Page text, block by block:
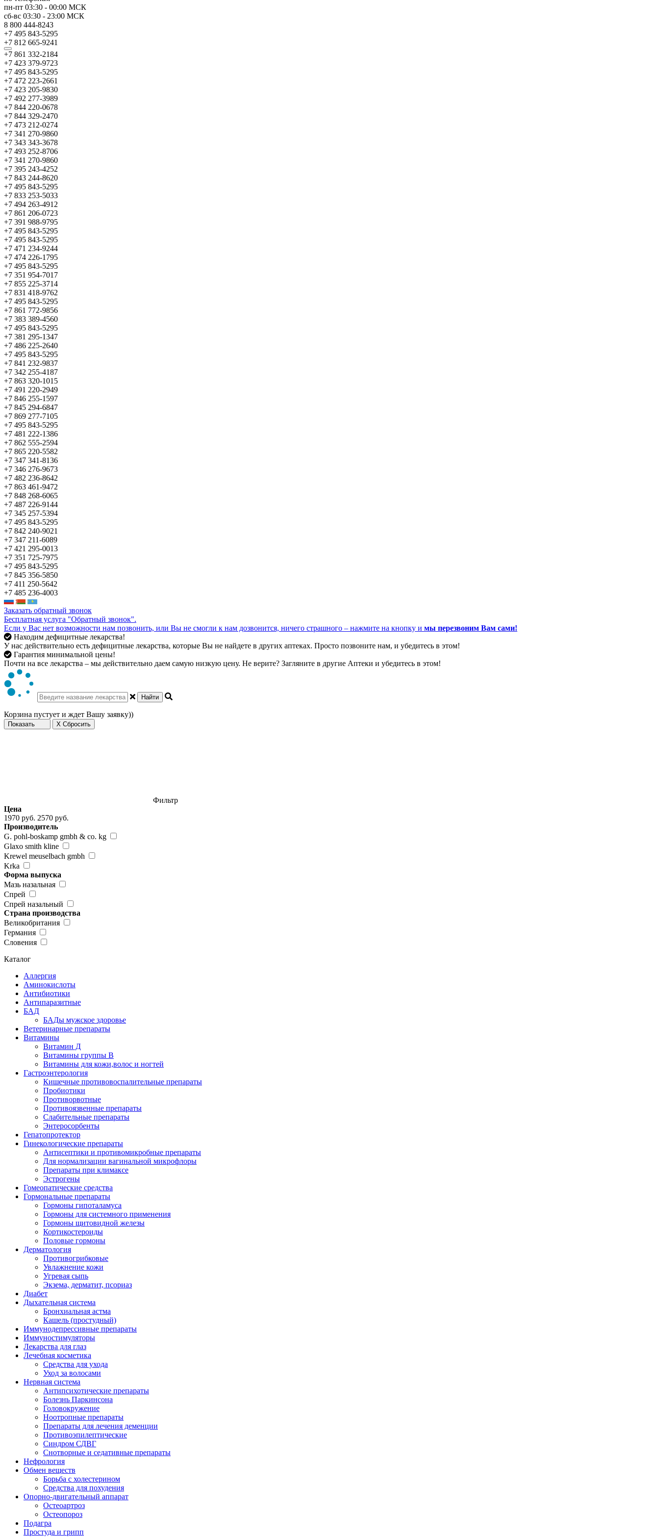
пн-пт 03:30 - 00:00 МСК
сб-вс 03:30 - 23:00 МСК
8 800 444-8243
+7 495 843-5295
+7 812 665-9241
+7 861 332-2184
+7 423 379-9723
+7 495 843-5295
+7 472 223-2661
+7 423 205-9830
+7 492 277-3989
+7 844 220-0678
+7 844 329-2470
+7 473 212-0274
+7 341 270-9860
+7 343 343-3678
+7 493 252-8706
+7 341 270-9860
+7 395 243-4252
+7 843 244-8620
+7 495 843-5295
+7 833 253-5033
+7 494 263-4912
+7 861 206-0723
+7 391 988-9795
+7 495 843-5295
+7 495 843-5295
+7 471 234-9244
+7 474 226-1795
+7 495 843-5295
+7 351 954-7017
+7 855 225-3714
+7 831 418-9762
+7 495 843-5295
+7 861 772-9856
+7 383 389-4560
+7 495 843-5295
+7 381 295-1347
+7 486 225-2640
+7 495 843-5295
+7 841 232-9837
+7 342 255-4187
+7 863 320-1015
+7 491 220-2949
+7 846 255-1597
+7 845 294-6847
+7 869 277-7105
+7 495 843-5295
+7 481 222-1386
+7 862 555-2594
+7 865 220-5582
+7 347 341-8136
+7 346 276-9673
+7 482 236-8642
+7 863 461-9472
+7 848 268-6065
+7 487 226-9144
+7 345 257-5394
+7 495 843-5295
+7 842 240-9021
+7 347 211-6089
+7 421 295-0013
+7 351 725-7975
+7 495 843-5295
+7 845 356-5850
+7 411 250-5642
+7 485 236-4003
Заказать обратный звонок
Бесплатная услуга "Обратный звонок".
Если у Вас нет возможности нам позвонить, или Вы не смогли к нам дозвонится, ничего страшного – нажмите на кнопку и мы перезвоним Вам сами!
Находим дефицитные лекарства!
У нас действительно есть дефицитные лекарства, которые Вы не найдете в других аптеках. Просто позвоните нам, и убедитесь в этом!
Гарантия минимальной цены!
Почти на все лекарства – мы действительно даем самую низкую цену. Не верите? Загляните в другие Аптеки и убедитесь в этом!
Найти
Корзина пустует и ждет Вашу заявку))
Показать X Сбросить
Фильтр
Цена
1970 руб. 2570 руб.
Производитель
G. pohl-boskamp gmbh & co. kg
Glaxo smith kline
Krewel meuselbach gmbh
Krka
Форма выпуска
Мазь назальная
Спрей
Спрей назальный
Страна производства
Великобритания
Германия
Словения
Каталог
Аллергия
Аминокислоты
Антибиотики
Антипаразитные
БАД
БАДы мужское здоровье
Ветеринарные препараты
Витамины
Витамин Д
Витамины группы В
Витамины для кожи,волос и ногтей
Гастроэнтерология
Кишечные противовоспалительные препараты
Пробиотики
Противорвотные
Противоязвенные препараты
Слабительные препараты
Энтеросорбенты
Гепатопротектор
Гинекологические препараты
Антисептики и противомикробные препараты
Для нормализации вагинальной микрофлоры
Препараты при климаксе
Эстрогены
Гомеопатические средства
Гормональные препараты
Гормоны гипоталамуса
Гормоны для системного применения
Гормоны щитовидной железы
Кортикостероиды
Половые гормоны
Дерматология
Противогрибковые
Увлажнение кожи
Угревая сыпь
Экзема, дерматит, псориаз
Диабет
Дыхательная система
Бронхиальная астма
Кашель (простудный)
Иммунодепрессивные препараты
Иммуностимуляторы
Лекарства для глаз
Лечебная косметика
Средства для ухода
Уход за волосами
Нервная система
Антипсихотические препараты
Болезнь Паркинсона
Головокружение
Ноотропные препараты
Препараты для лечения деменции
Противоэпилептические
Синдром СДВГ
Снотворные и седативные препараты
Нефрология
Обмен веществ
Борьба с холестерином
Средства для похудения
Опорно-двигательный аппарат
Остеоартроз
Остеопороз
Подагра
Простуда и грипп